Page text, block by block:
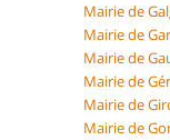
Mairie de
Mairie de
Mairie de
Mairie de
Mairie de
Mairie de